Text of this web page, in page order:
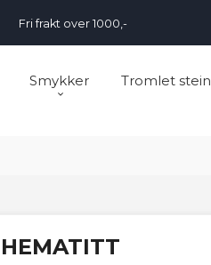
Fri frakt over 1000,-
Smykker Tromlet stein
HEMATITT